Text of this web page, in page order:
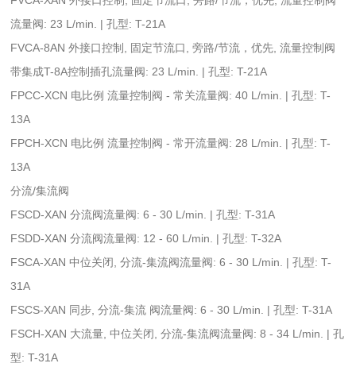
流量阀: 23 L/min. | 孔型: T-21A
FVCA-8AN 外接口控制, 固定节流口, 旁路/节流，优先, 流量控制阀
带集成T-8A控制插孔流量阀: 23 L/min. | 孔型: T-21A
FPCC-XCN 电比例 流量控制阀 - 常关流量阀: 40 L/min. | 孔型: T-
13A
FPCH-XCN 电比例 流量控制阀 - 常开流量阀: 28 L/min. | 孔型: T-
13A
分流/集流阀
FSCD-XAN 分流阀流量阀: 6 - 30 L/min. | 孔型: T-31A
FSDD-XAN 分流阀流量阀: 12 - 60 L/min. | 孔型: T-32A
FSCA-XAN 中位关闭, 分流-集流阀流量阀: 6 - 30 L/min. | 孔型: T-
31A
FSCS-XAN 同步, 分流-集流 阀流量阀: 6 - 30 L/min. | 孔型: T-31A
FSCH-XAN 大流量, 中位关闭, 分流-集流阀流量阀: 8 - 34 L/min. | 孔
型: T-31A